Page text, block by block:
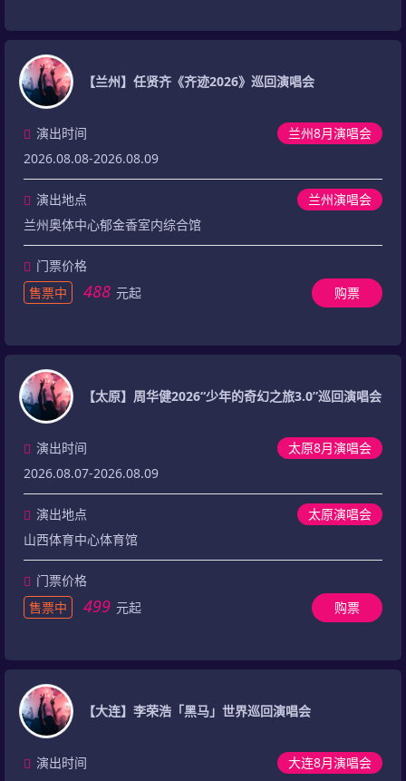
【兰州】任贤齐《齐迹2026》巡回演唱会
兰州8月演唱会
演出时间
2026.08.08-2026.08.09
演出地点
兰州演唱会
兰州奥体中心郁金香室内综合馆
门票价格
售票中
488 元起 购票
【太原】周华健2026“少年的奇幻之旅3.0”巡回演唱会
太原8月演唱会
演出时间
2026.08.07-2026.08.09
演出地点
太原演唱会
山西体育中心体育馆
门票价格
售票中
499 元起 购票
【大连】李荣浩「黑马」世界巡回演唱会
大连8月演唱会
演出时间